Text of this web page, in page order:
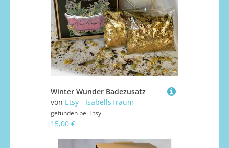
Winter Wunder Badezusatz
von Etsy - IsabellsTraum
gefunden bei Etsy
15,00 €